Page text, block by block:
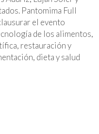
Pantomima Full
el evento
de los alimentos,
restauración y
dieta y salud